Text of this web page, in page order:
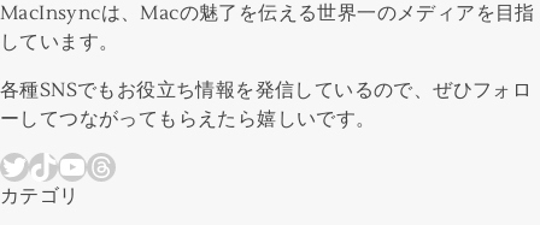
MacInsyncは、Macの魅了を伝える世界一のメディアを目指
しています。
各種SNSでもお役立ち情報を発信しているので、ぜひフォロ
ーしてつながってもらえたら嬉しいです。
Twitter
TikTok
YouTube
Threads
カテゴリ